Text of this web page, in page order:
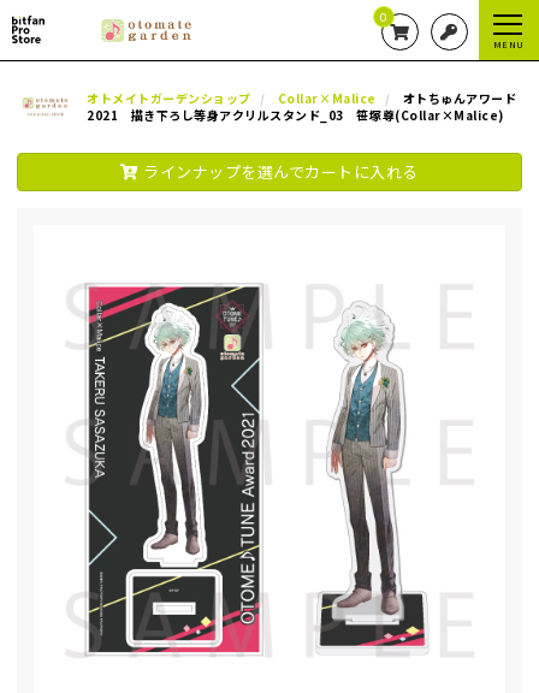
0
MENU
オトメイトガーデンショップ Collar×Malice
オトちゅんアワード
2021 描き下ろし等身アクリルスタンド_03 笹塚尊(Collar×Malice)
ラインナップを選んでカートに入れる